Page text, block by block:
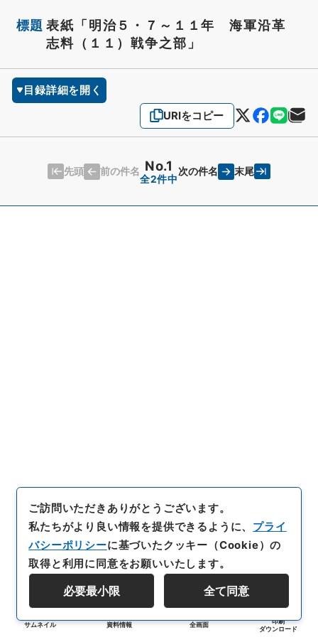
標題 表紙「明治５・７～１１年 海軍沿革
志料（１１）戦争之部」
目録詳細を開く
URIをコピー
先頭 前の件名 No.1
全2件中
次の件名 末尾
サムネイル 資料情報 全画面
印刷
ダウンロード
ご訪問いただきありがとうございます。
私たちがより良い情報を提供できるように、 プライ
バシーポリシーに基づいたクッキー（Cookie）の
取得と利用に同意をお願いいたします。
必要最小限 全て同意